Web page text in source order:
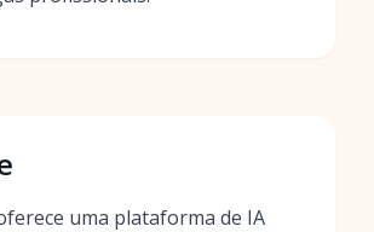
uma plataforma de IA